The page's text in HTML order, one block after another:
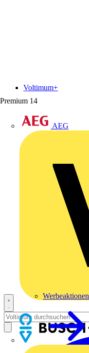
Premium 14
AEG
Voltimum+
Werbeaktionen